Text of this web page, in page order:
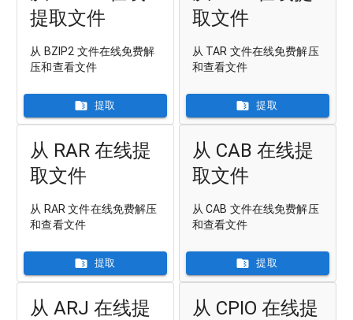
提取文件
从 BZIP2 文件在线免费解
压和查看文件
提取
取文件
从 TAR 文件在线免费解压
和查看文件
提取
从 RAR 在线提
取文件
从 RAR 文件在线免费解压
和查看文件
提取
从 CAB 在线提
取文件
从 CAB 文件在线免费解压
和查看文件
提取
从 ARJ 在线提
从 CPIO 在线提